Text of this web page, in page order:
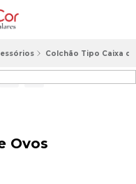
Colchão Tipo Caixa
Ovos